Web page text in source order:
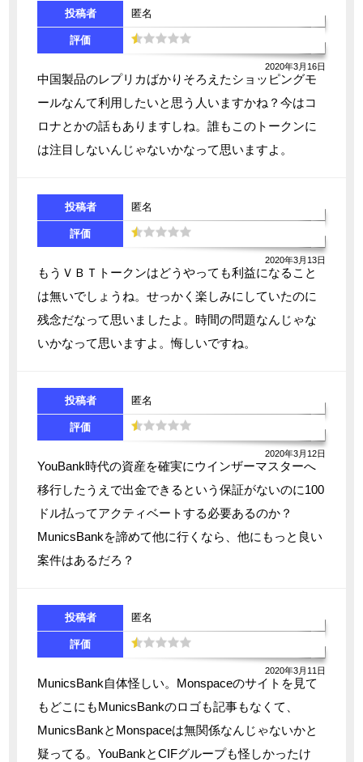
投稿者 匿名
評価
2020年3月16日
中国製品のレプリカばかりそろえたショッピングモ
ールなんて利用したいと思う人いますかね？今はコ
ロナとかの話もありますしね。誰もこのトークンに
は注目しないんじゃないかなって思いますよ。
投稿者 匿名
評価
2020年3月13日
もうＶＢＴトークンはどうやっても利益になること
は無いでしょうね。せっかく楽しみにしていたのに
残念だなって思いましたよ。時間の問題なんじゃな
いかなって思いますよ。悔しいですね。
投稿者 匿名
評価
2020年3月12日
YouBank時代の資産を確実にウインザーマスターへ
移行したうえで出金できるという保証がないのに100
ドル払ってアクティベートする必要あるのか？
MunicsBankを諦めて他に行くなら、他にもっと良い
案件はあるだろ？
投稿者 匿名
評価
2020年3月11日
MunicsBank自体怪しい。Monspaceのサイトを見て
もどこにもMunicsBankのロゴも記事もなくて、
MunicsBankとMonspaceは無関係なんじゃないかと
疑ってる。YouBankとCIFグループも怪しかったけ